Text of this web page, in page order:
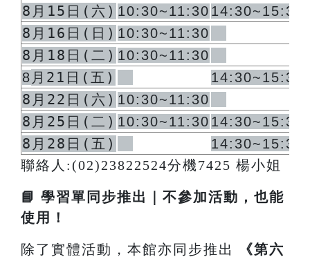
8月15日(六) 10:30~11:30 14:30~15:30
8月16日(日) 10:30~11:30
8月18日(二) 10:30~11:30
8 月21日(五) 14:30~15:30
8月22日(六) 10:30~11:30
8月25日(二) 10:30~11:30 14:30~15:30
8月28日(五)
14:30~15:30
聯絡人:(02)23822524分機7425 楊小姐
📘 學習單同步推出｜不參加活動，也能
使用！
除了實體活動，本館亦同步推出 《第六